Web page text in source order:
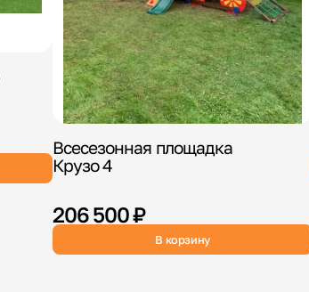
Всесезонная площадка
Крузо 4
206 500 ₽
В корзину